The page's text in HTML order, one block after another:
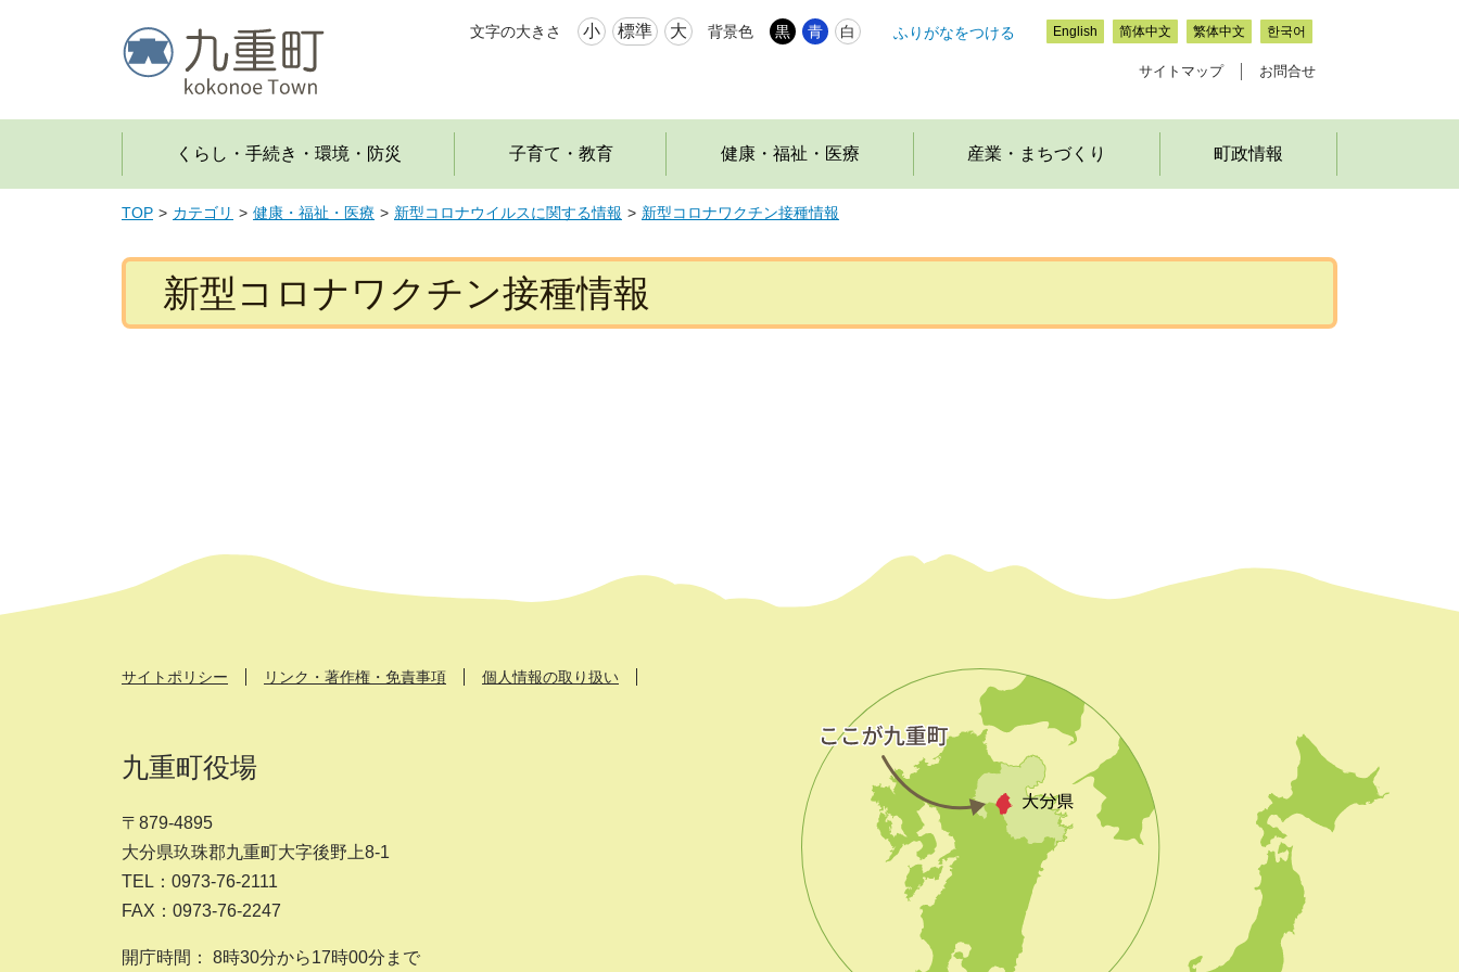
本
文字の大きさ 小 標準 大 背景色 黒 青 白 ふりがなをつける English 简体中文 繁体中文 한국어
サイトマップ お問合せ
くらし・手続き・環境・防災 子育て・教育 健康・福祉・医療 産業・まちづくり 町政情報
TOP カテゴリ 健康・福祉・医療 新型コロナウイルスに関する情報 新型コロナワクチン接種情報
新型コロナワクチン接種情報
サイトポリシー リンク・著作権・免責事項 個人情報の取り扱い
九重町役場
〒879-4895
大分県玖珠郡九重町大字後野上8-1
TEL：0973-76-2111
FAX：0973-76-2247
開庁時間： 8時30分から17時00分まで